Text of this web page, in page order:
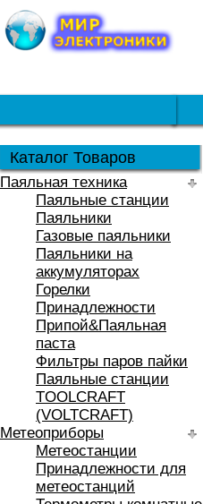
Каталог Товаров
Паяльная техника
Паяльные станции
Паяльники
Газовые паяльники
Паяльники на
аккумуляторах
Горелки
Принадлежности
Припой&Паяльная
паста
Фильтры паров пайки
Паяльные станции
TOOLCRAFT
(VOLTCRAFT)
Метеоприборы
Метеостанции
Принадлежности для
метеостанций